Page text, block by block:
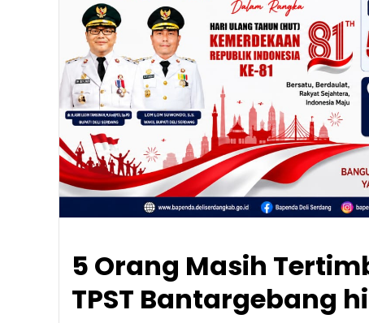
5 Orang Masih
TPST Bantargebang